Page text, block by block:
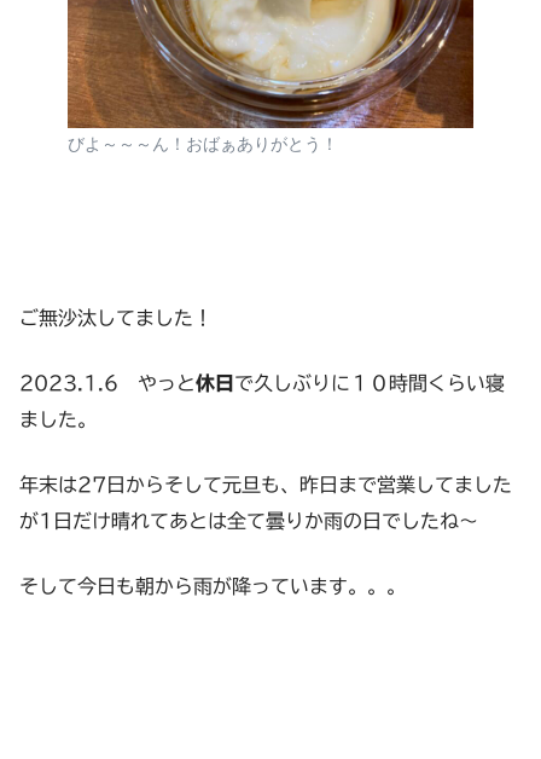
びよ～～～ん！おばぁありがとう！
ご無沙汰してました！
2023.1.6 やっと休日 で久しぶりに１０時間くらい寝
ました。
年末は27日からそして元旦も、昨日まで営業してました
が1日だけ晴れてあとは全て曇りか雨の日でしたね～
そして今日も朝から雨が降っています。。。